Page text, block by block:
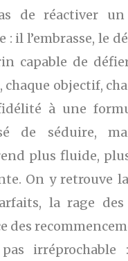
de réactiver
: il l’embrasse, le
capable de
chaque objectif,
à une
de séduire,
plus fluide,
On y retrouve
la rage
des
irréprochable